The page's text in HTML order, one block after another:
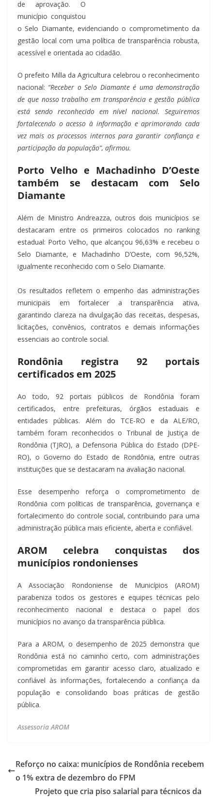
de aprovação. O
município conquistou
o Selo Diamante, evidenciando o comprometimento da
gestão local com uma política de transparência robusta,
acessível e orientada ao cidadão.
O prefeito Milla da Agricultura celebrou o reconhecimento
nacional: “Receber o Selo Diamante é uma demonstração
de que nosso trabalho em transparência e gestão pública
está sendo reconhecido em nível nacional. Seguiremos
fortalecendo o acesso à informação e aprimorando cada
vez mais os processos internos para garantir confiança e
participação da população”, afirmou.
Porto Velho e Machadinho D’Oeste
também se destacam com Selo
Diamante
Além de Ministro Andreazza, outros dois municípios se
destacaram entre os primeiros colocados no ranking
estadual: Porto Velho, que alcançou 96,63% e recebeu o
Selo Diamante, e Machadinho D’Oeste, com 96,52%,
igualmente reconhecido com o Selo Diamante.
Os resultados refletem o empenho das administrações
municipais em fortalecer a transparência ativa,
garantindo clareza na divulgação das receitas, despesas,
licitações, convênios, contratos e demais informações
essenciais ao controle social.
Rondônia registra 92 portais
certificados em 2025
Ao todo, 92 portais públicos de Rondônia foram
certificados, entre prefeituras, órgãos estaduais e
entidades públicas. Além do TCE-RO e da ALE/RO,
também foram reconhecidos o Tribunal de Justiça de
Rondônia (TJRO), a Defensoria Pública do Estado (DPE-
RO), o Governo do Estado de Rondônia, entre outras
instituições que se destacaram na avaliação nacional.
Esse desempenho reforça o comprometimento de
Rondônia com políticas de transparência, governança e
fortalecimento do controle social, contribuindo para uma
administração pública mais eficiente, aberta e confiável.
AROM celebra conquistas dos
municípios rondonienses
A Associação Rondoniense de Municípios (AROM)
parabeniza todos os gestores e equipes técnicas pelo
reconhecimento nacional e destaca o papel dos
municípios no avanço da transparência pública.
Para a AROM, o desempenho de 2025 demonstra que
Rondônia está no caminho certo, com administrações
comprometidas em garantir acesso claro, atualizado e
confiável às informações, fortalecendo a confiança da
população e consolidando boas práticas de gestão
pública.
Assessoria AROM
Reforço no caixa: municípios de Rondônia recebem
o 1% extra de dezembro do FPM
Projeto que cria piso salarial para técnicos da